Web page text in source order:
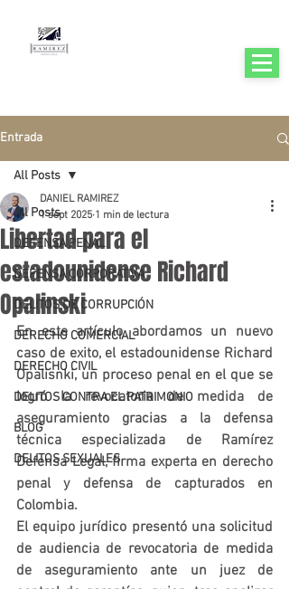
Entrada
All Posts
DEFENSA PENAL
DEFENSA CORPORATIVA
DELITOS DE CORRUPCIÓN
DERECHO COMERCIAL
DERECHO CIVIL
DELITOS CONTRA EL PATRIMONIO
BLOG
DELITOS SEXUALES
All Posts
Libertad para el
estadounidense Richard
Opalinski
DANIEL RAMIREZ
1 sept 2025 1 min de lectura
En este artículo abordamos un nuevo
caso de exito, el estadounidense Richard
Opalisnki, un proceso penal en el que se
logró la revocatoria de medida de
aseguramiento gracias a la defensa
técnica especializada de Ramírez
Defensa Legal, firma experta en derecho
penal y defensa de capturados en
Colombia.
El equipo jurídico presentó una solicitud
de audiencia de revocatoria de medida
de aseguramiento ante un juez de